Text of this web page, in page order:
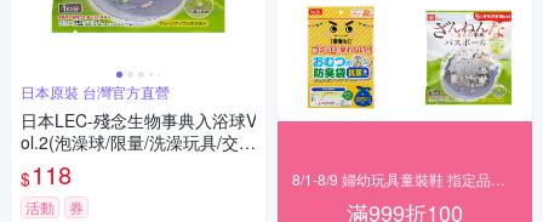
日本原裝 台灣官方直營
日本LEC-殘念生物事典入浴球V
ol.2(泡澡球/限量/洗澡玩具/交換
禮物)
$118
活動 券 滿999折100